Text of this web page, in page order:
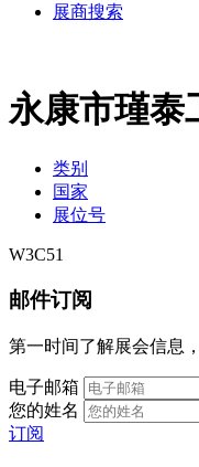
展商搜索
永康市瑾泰
类别
国家
展位号
W3C51
邮件订阅
第一时间了解展会信息
电子邮箱
您的姓名
订阅